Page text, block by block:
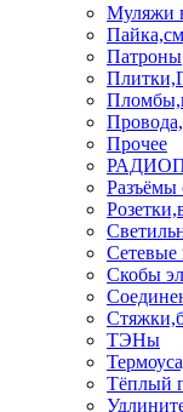
Муляжи
Патроны
Прочее
Разъёмы
Сетевые
Скобы
ТЭНы
Тёплый